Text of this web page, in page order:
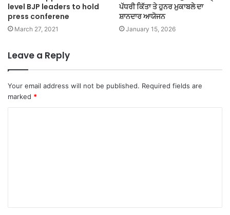
level BJP leaders to hold
press conferene
March 27, 2021
ਪੱਧਰੀ ਕਿੱਤਾ ਤੇ ਹੁਨਰ ਮੁਕਾਬਲੇ ਦਾ
ਸ਼ਾਨਦਾਰ ਆਯੋਜਨ
January 15, 2026
Leave a Reply
Your email address will not be published. Required fields are
marked *
t